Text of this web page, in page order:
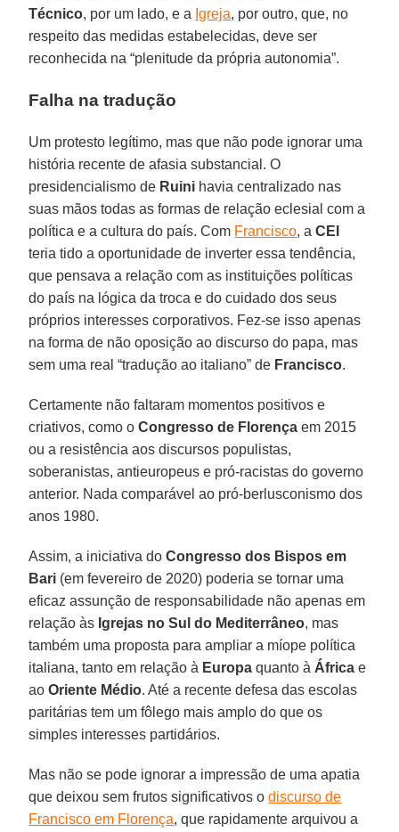
Técnico, por um lado, e a Igreja, por outro, que, no
respeito das medidas estabelecidas, deve ser
reconhecida na “plenitude da própria autonomia”.
Falha na tradução
Um protesto legítimo, mas que não pode ignorar uma
história recente de afasia substancial. O
presidencialismo de Ruini havia centralizado nas
suas mãos todas as formas de relação eclesial com a
política e a cultura do país. Com Francisco, aCEI
teria tido a oportunidade de inverter essa tendência,
que pensava a relação com as instituições políticas
do país na lógica da troca e do cuidado dos seus
próprios interesses corporativos. Fez-se isso apenas
na forma de não oposição ao discurso do papa, mas
sem uma real “tradução ao italiano” de Francisco.
Certamente não faltaram momentos positivos e
criativos, como oCongresso de Florença em 2015
ou a resistência aos discursos populistas,
soberanistas, antieuropeus e pró-racistas do governo
anterior. Nada comparável ao pró-berlusconismo dos
anos 1980.
Assim, a iniciativa doCongresso dos Bispos em
Bari (em fevereiro de 2020) poderia se tornar uma
eficaz assunção de responsabilidade não apenas em
relação às Igrejas no Sul do Mediterrâneo, mas
também uma proposta para ampliar a míope política
italiana, tanto em relação à Europa quanto à África e
aoOriente Médio. Até a recente defesa das escolas
paritárias tem um fôlego mais amplo do que os
simples interesses partidários.
Mas não se pode ignorar a impressão de uma apatia
que deixou sem frutos significativos odiscurso de
Francisco em Florença, que rapidamente arquivou a